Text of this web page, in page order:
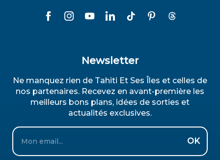
Newsletter
Ne manquez rien de Tahiti Et Ses Îles et celles de
nos partenaires. Recevez en avant-première les
meilleurs bons plans, idées de sorties et
actualités exclusives.
Email
OK